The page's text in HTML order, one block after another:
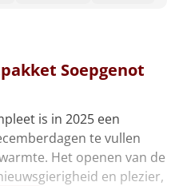
Soepgenot
is in 2025 een
te vullen
Het openen van de
en plezier,